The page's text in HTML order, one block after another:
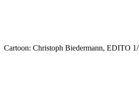
Cartoon: Christoph Biedermann, EDITO